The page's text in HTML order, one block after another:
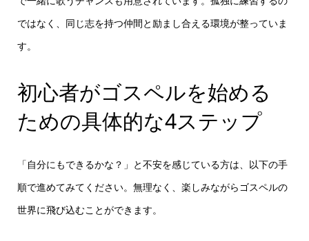
ではなく、同じ志を持つ仲間と励まし合える環境が整っていま
す。
初心者がゴスペルを始める
ための具体的な4ステップ
「自分にもできるかな？」と不安を感じている方は、以下の手
順で進めてみてください。無理なく、楽しみながらゴスペルの
世界に飛び込むことができます。